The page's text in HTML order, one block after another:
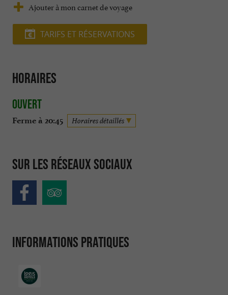
Ajouter à mon carnet de voyage
TARIFS ET RÉSERVATIONS
Horaires
Ouvert
Ferme à 20:45 Horaires détaillés
Sur les réseaux sociaux
Informations pratiques